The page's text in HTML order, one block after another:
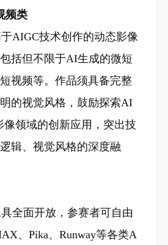
频类
AIGC技术创作的动态影像
括但不限于AI生成的微短
视频等。作品须具备完整
的视觉风格，鼓励探索AI
像领域的创新应用，突出技
辑、视觉风格的深度融
全面开放，参赛者可自由
、Pika、Runway等各类A